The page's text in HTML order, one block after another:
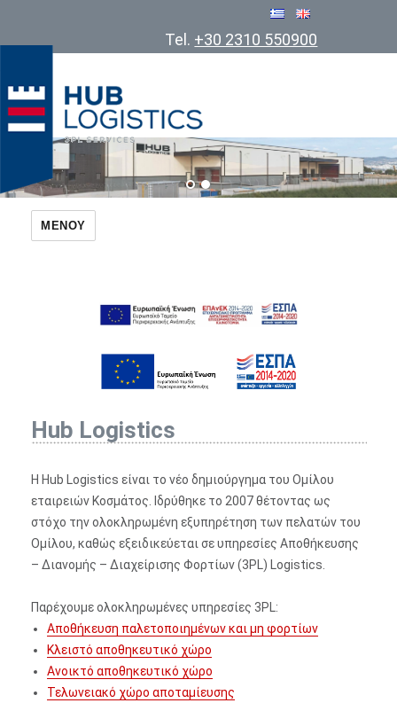
Tel. +30 2310 550900
Cosmatos Group of Companies
ΜΕΝΟΎ
Hub Logistics
Η Hub Logistics είναι το νέο δημιούργημα του Ομίλου
εταιρειών Κοσμάτος. Ιδρύθηκε το 2007 θέτοντας ως
στόχο την ολοκληρωμένη εξυπηρέτηση των πελατών του
Ομίλου, καθώς εξειδικεύεται σε υπηρεσίες Αποθήκευσης
– Διανομής – Διαχείρισης Φορτίων (3PL) Logistics.
Παρέχουμε ολοκληρωμένες υπηρεσίες 3PL:
Αποθήκευση παλετοποιημένων και μη φορτίων
Κλειστό αποθηκευτικό χώρο
Ανοικτό αποθηκευτικό χώρο
Τελωνειακό χώρο αποταμίευσης